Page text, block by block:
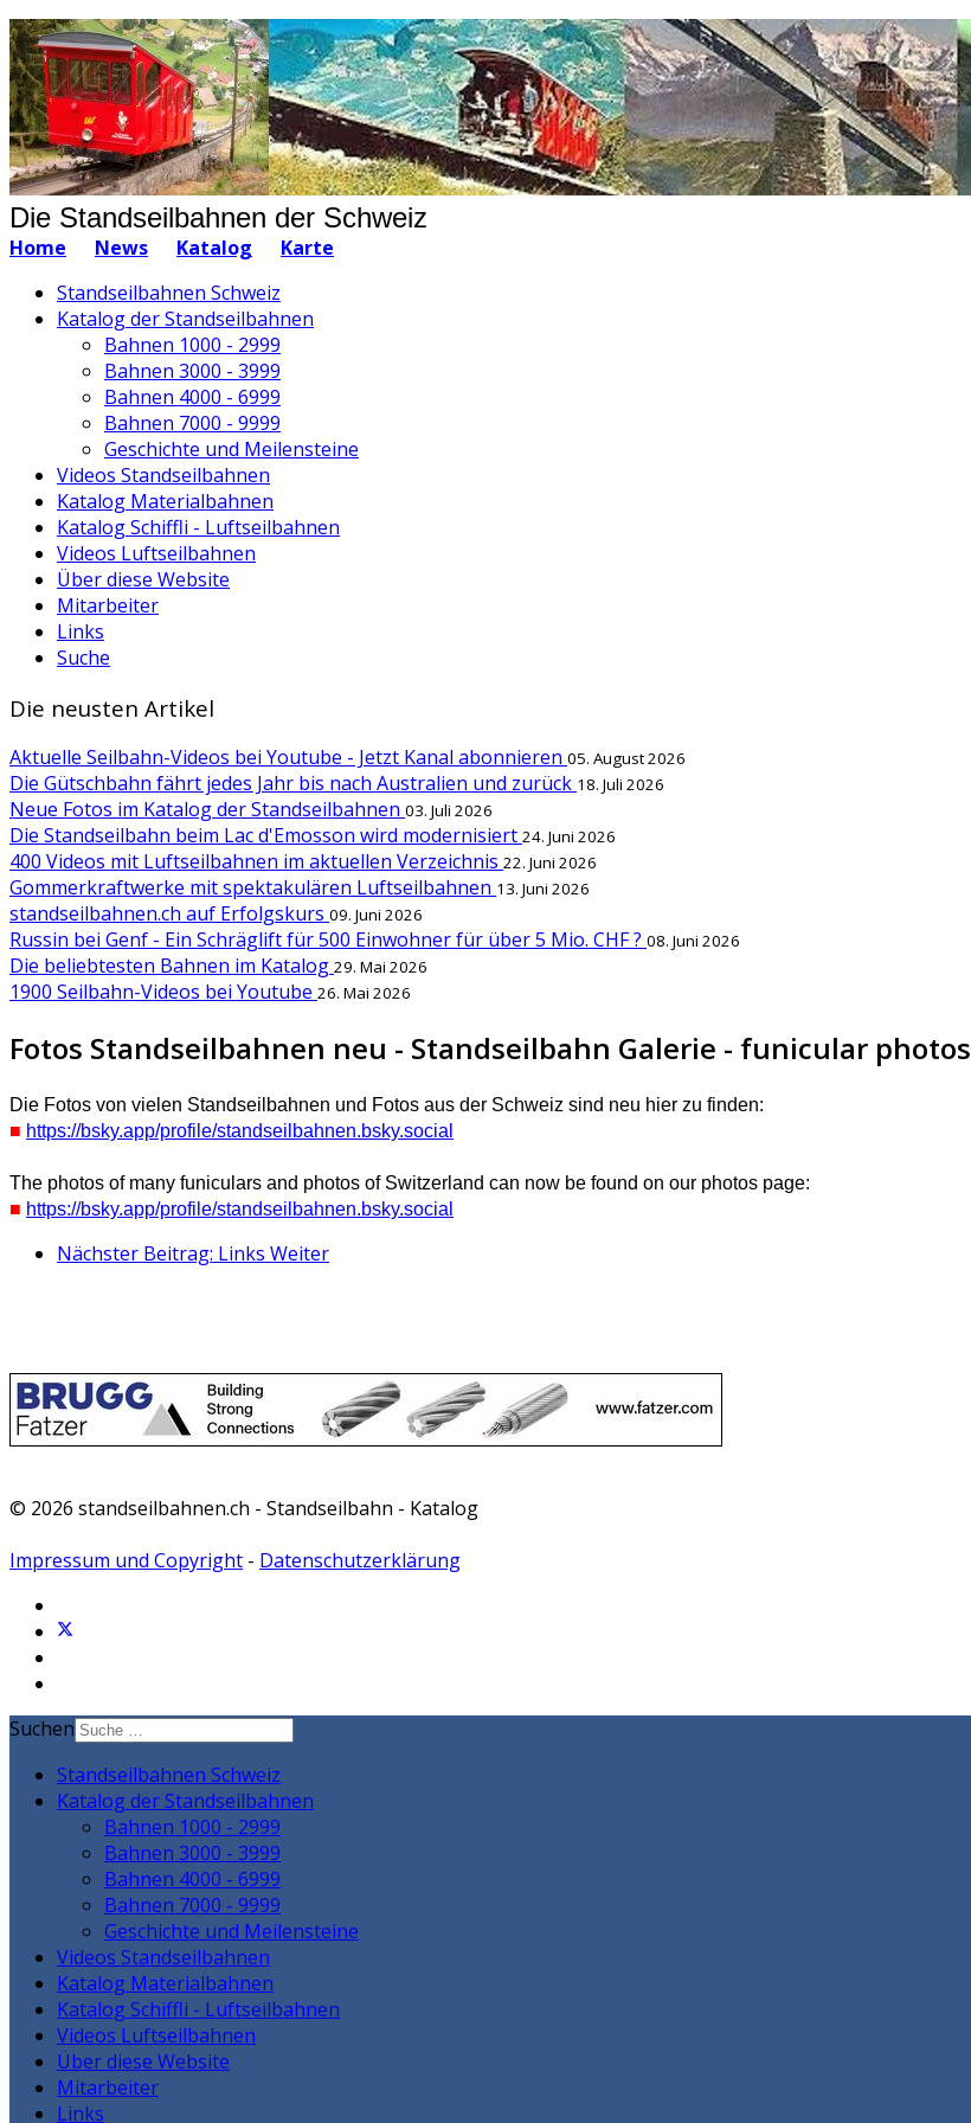
Die Standseilbahnen der Schweiz
Home News Katalog
Karte
Standseilbahnen Schweiz
Katalog der Standseilbahnen
Bahnen 1000 - 2999
Bahnen 3000 - 3999
Bahnen 4000 - 6999
Bahnen 7000 - 9999
Geschichte und Meilensteine
Videos Standseilbahnen
Katalog Materialbahnen
Katalog Schiffli - Luftseilbahnen
Videos Luftseilbahnen
Über diese Website
Mitarbeiter
Links
Suche
Die neusten Artikel
Aktuelle Seilbahn-Videos bei Youtube - Jetzt Kanal abonnieren 05. August 2026
Die Gütschbahn fährt jedes Jahr bis nach Australien und zurück 18. Juli 2026
Neue Fotos im Katalog der Standseilbahnen 03. Juli 2026
Die Standseilbahn beim Lac d'Emosson wird modernisiert 24. Juni 2026
400 Videos mit Luftseilbahnen im aktuellen Verzeichnis 22. Juni 2026
Gommerkraftwerke mit spektakulären Luftseilbahnen 13. Juni 2026
standseilbahnen.ch auf Erfolgskurs 09. Juni 2026
Russin bei Genf - Ein Schräglift für 500 Einwohner für über 5 Mio. CHF ? 08. Juni 2026
Die beliebtesten Bahnen im Katalog 29. Mai 2026
1900 Seilbahn-Videos bei Youtube 26. Mai 2026
Fotos Standseilbahnen neu - Standseilbahn Galerie - funicular photos
Die Fotos von vielen Standseilbahnen und Fotos aus der Schweiz sind neu hier zu finden:
■ https://bsky.app/profile/standseilbahnen.bsky.social
The photos of many funiculars and photos of Switzerland can now be found on our photos page:
■ https://bsky.app/profile/standseilbahnen.bsky.social
Nächster Beitrag: Links Weiter
© 2026 standseilbahnen.ch - Standseilbahn - Katalog
Impressum und Copyright - Datenschutzerklärung
Suchen
Standseilbahnen Schweiz
Katalog der Standseilbahnen
Bahnen 1000 - 2999
Bahnen 3000 - 3999
Bahnen 4000 - 6999
Bahnen 7000 - 9999
Geschichte und Meilensteine
Videos Standseilbahnen
Katalog Materialbahnen
Katalog Schiffli - Luftseilbahnen
Videos Luftseilbahnen
Über diese Website
Mitarbeiter
Links